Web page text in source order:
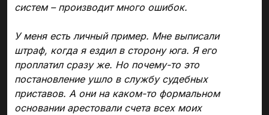
систем – производит много ошибок.
У меня есть личный пример. Мне выписали
штраф, когда я ездил в сторону юга. Я его
проплатил сразу же. Но почему-то это
постановление ушло в службу судебных
приставов. А они на каком-то формальном
основании арестовали счета всех моих